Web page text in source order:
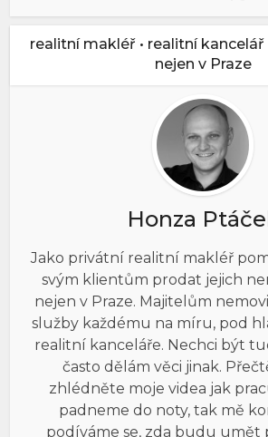
realitní makléř • realitní kancelář
nejen v Praze
Honza
Jako privátní realitní makléř
svým klientům prodat jejich
nejen v Praze. Majitelům
služby každému na míru, pod
realitní kanceláře. Nechci být
často dělám věci jinak.
zhlédněte moje videa jak
padneme do noty, tak mě
podíváme se, zda budu umět